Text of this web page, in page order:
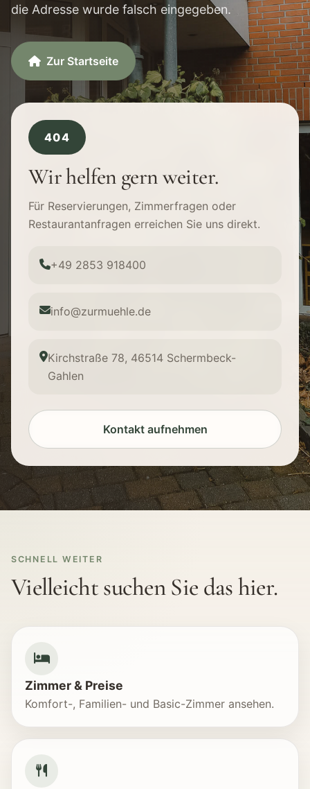
die Adresse wurde falsch eingegeben.
Zur Startseite
404
Wir helfen gern weiter.
Für Reservierungen, Zimmerfragen oder
Restaurantanfragen erreichen Sie uns direkt.
+49 2853 918400
info@zurmuehle.de
Kirchstraße 78, 46514 Schermbeck-
Gahlen
Kontakt aufnehmen
SCHNELL WEITER
Vielleicht suchen Sie das hier.
Zimmer & Preise
Komfort-, Familien- und Basic-Zimmer ansehen.